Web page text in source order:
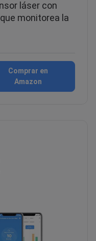
láser con
monitorea la
Comprar en
Amazon